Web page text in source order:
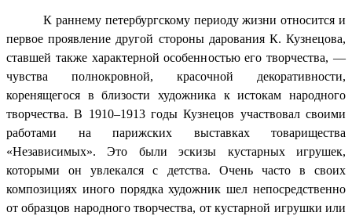
К раннему петербургскому периоду жизни относится и
первое проявление другой стороны дарования К. Кузнецова,
ставшей также характерной особенностью его творчества, —
чувства полнокровной, красочной декоративности,
коренящегося в близости художника к истокам народного
творчества. В 1910–1913 годы Кузнецов участвовал своими
работами на парижских выставках товарищества
«Независимых». Это были эскизы кустарных игрушек,
которыми он увлекался с детства. Очень часто в своих
композициях иного порядка художник шел непосредственно
от образцов народного творчества, от кустарной игрушки или